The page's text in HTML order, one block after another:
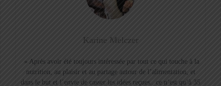
Karine Melczer
» Après avoir été toujours intéressée par tout ce qui touche à la
nutrition, au plaisir et au partage autour de l’alimentation, et
dans le but et l’envie de casser les idées reçues.. ce n’est qu’à 35